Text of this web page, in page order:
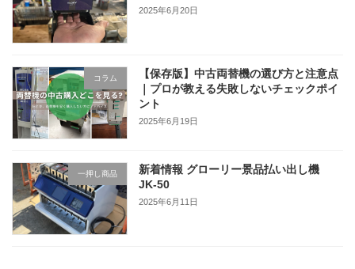
2025年6月20日
コラム
【保存版】中古両替機の選び方と注意点
｜プロが教える失敗しないチェックポイ
ント
2025年6月19日
一押し商品
新着情報 グローリー景品払い出し機
JK-50
2025年6月11日